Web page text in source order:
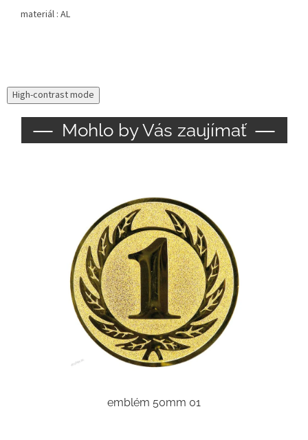
materiál : AL
High-contrast mode
Mohlo by Vás zaujímať
emblém 50mm 01